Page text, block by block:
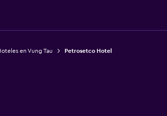
en Vung Tau Petrosetco Hotel